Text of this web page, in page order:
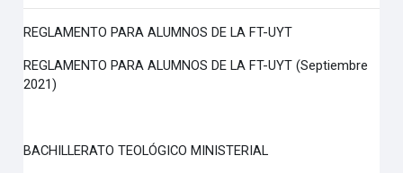
REGLAMENTO PARA ALUMNOS DE LA FT-UYT
REGLAMENTO PARA ALUMNOS DE LA FT-UYT (Septiembre
2021)
BACHILLERATO TEOLÓGICO MINISTERIAL